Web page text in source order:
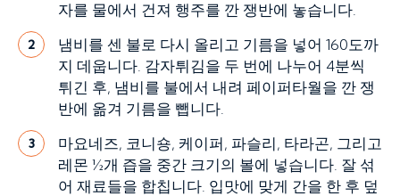
자를 물에서 건져 행주를 깐 쟁반에 놓습니다.
2
냄비를 센 불로 다시 올리고 기름을 넣어 160도까
지 데웁니다. 감자튀김을 두 번에 나누어 4분씩
튀긴 후, 냄비를 불에서 내려 페이퍼타월을 깐 쟁
반에 옮겨 기름을 뺍니다.
3
마요네즈, 코니숑, 케이퍼, 파슬리, 타라곤, 그리고
레몬 ½개 즙을 중간 크기의 볼에 넣습니다. 잘 섞
어 재료들을 합칩니다. 입맛에 맞게 간을 한 후 덮